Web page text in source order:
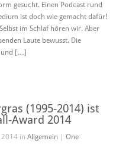
gesucht. Einen Podcast rund
ist doch wie gemacht dafür!
im Schlaf hören wir. Aber
Laute bewusst. Die
und […]
(1995-2014) ist
Award 2014
2014 in Allgemein
One